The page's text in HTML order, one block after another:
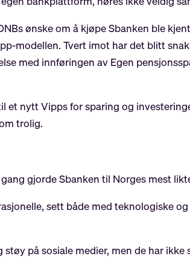
ønske om å kjøpe Sbanken ble
modellen. Tvert imot har det blitt
med innføringen av Egen
et nytt Vipps for sparing og
trolig.
gjorde Sbanken til Norges mest
sett både med teknologiske
støy på sosiale medier, men de har